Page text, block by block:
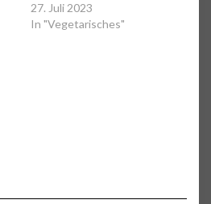
27. Juli 2023
In "Vegetarisches"